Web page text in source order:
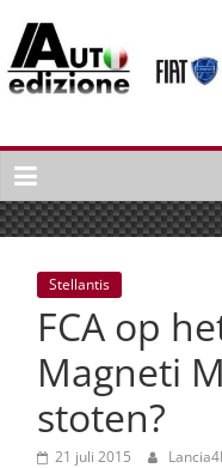
naar
inhoud
Auto
Edizione
La
Gazetta
dell'Automobile
Italiana
Italiaans
autonieuws
lifestyle
Stellantis
FCA op
Magneti
stoten?
21 juli 2015